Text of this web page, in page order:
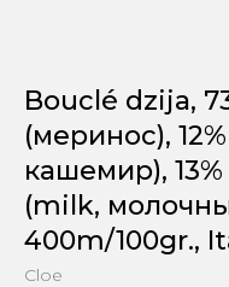
Bouclé dzija,
(меринос),
кашемир), 13%
(milk,
400m/100gr.,
Cloe